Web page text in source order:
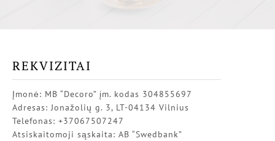
REKVIZITAI
Įmonė: MB “Decoro” įm. kodas 304855697
Adresas: Jonažolių g. 3, LT-04134 Vilnius
Telefonas: +37067507247
Atsiskaitomoji sąskaita: AB “Swedbank”